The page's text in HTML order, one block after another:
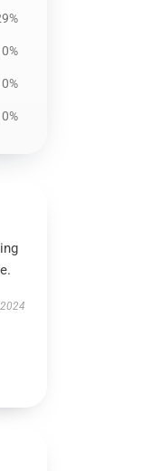
0%
0%
0%